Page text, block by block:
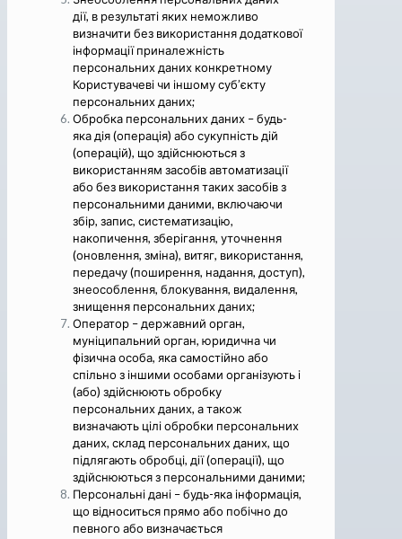
дії, в результаті яких неможливо
визначити без використання додаткової
інформації приналежність
персональних даних конкретному
Користувачеві чи іншому суб’єкту
персональних даних;
Обробка персональних даних – будь-
яка дія (операція) або сукупність дій
(операцій), що здійснюються з
використанням засобів автоматизації
або без використання таких засобів з
персональними даними, включаючи
збір, запис, систематизацію,
накопичення, зберігання, уточнення
(оновлення, зміна), витяг, використання,
передачу (поширення, надання, доступ),
знеособлення, блокування, видалення,
знищення персональних даних;
Оператор – державний орган,
муніципальний орган, юридична чи
фізична особа, яка самостійно або
спільно з іншими особами організують і
(або) здійснюють обробку
персональних даних, а також
визначають цілі обробки персональних
даних, склад персональних даних, що
підлягають обробці, дії (операції), що
здійснюються з персональними даними;
Персональні дані – будь-яка інформація,
що відноситься прямо або побічно до
певного або визначається